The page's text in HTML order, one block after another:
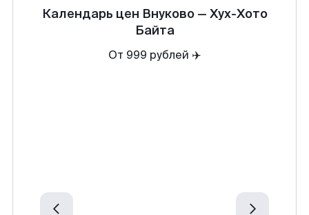
Календарь цен Внуково— Хух-Хото
Байта
От 999 рублей ✈️